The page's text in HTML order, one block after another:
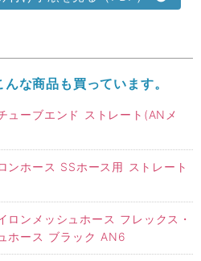
な商品も買っています。
ューブエンド ストレート(ANメ
ンホース SSホース用 ストレート
ロンメッシュホース フレックス・
ホース ブラック AN6